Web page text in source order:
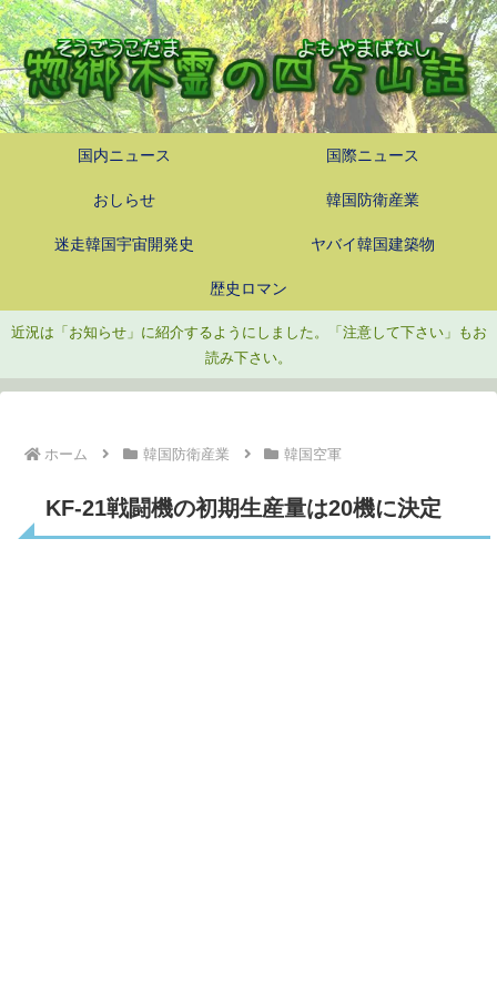
国内ニュース 国際ニュース
おしらせ 韓国防衛産業
迷走韓国宇宙開発史 ヤバイ韓国建築物
歴史ロマン
近況は「お知らせ」に紹介するようにしました。「注意して下さい」もお
読み下さい。
ホーム 韓国防衛産業 韓国空軍
KF-21戦闘機の初期生産量は20機に決定